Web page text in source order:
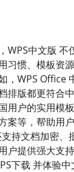
WPS中文版 不
习惯、模板资
，WPS Office
排版都更符合
用户的实用模
案等，帮助用
持文档加密、
户提供强大支
下载 并体验